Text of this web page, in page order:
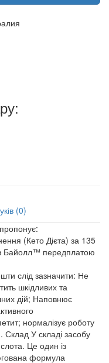
(0)
(Кето Дієта) за 135
Байолл™ передплатою
слід зазначити: Не
шкідливих та
дій; Наповнює
нормалізує роботу
Склад У складі засобу
Це один із
формула